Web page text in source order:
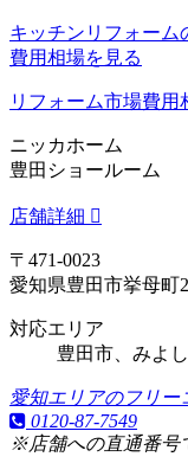
キッチンリフォーム
費用相場を見る
リフォーム市場費用
ニッカホーム
豊田ショールーム
店舗詳細
〒471-0023
愛知県豊田市挙母町
対応エリア
豊田市、みよ
愛知エリアのフリー
0120-87-7549
※店舗への直通番号